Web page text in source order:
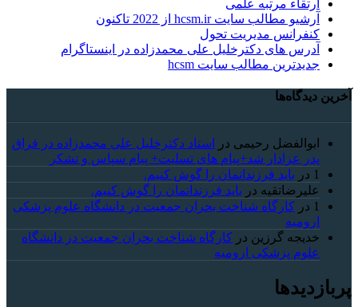
ارتقاء مرتبه علمی
آرشیو مطالب سایت hcsm.ir از 2022 تاکنون
کنفرانس مدیریت تحول
آدرس های دکترخلیل علی محمدزاده در اینستاگرام
جدیدترین مطالب سایت hcsm
آخرین دیدگاه‌ها
ابوالفضل رحیمی در
استاد دکترخلیل علی محمدزاده در فراق
پدر عزادار شد+پیام های تسلیت+ پیام سپاس و تشکر
1 در باید فرزندانمان را گوش کنیم.
علیرضاتقیه در باید فرزندانمان را گوش کنیم.
1 در کارگاه شناخت بحران جمعیت در دانشگاه علوم پزشکی
ارومیه
خديجه گرزین در کارگاه شناخت بحران جمعیت در دانشگاه
علوم پزشکی ارومیه
پربازدیدها